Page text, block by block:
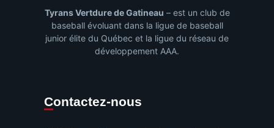
Tyrans Vertdure de Gatineau – est un club de
baseball évoluant dans la ligue de baseball
junior élite du Québec et la ligue du réseau de
développement AAA.
Contactez-nous